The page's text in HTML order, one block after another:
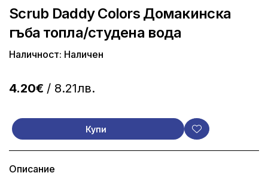
Scrub Daddy Colors Домакинска
гъба топла/студена вода
Наличност: Наличен
4.20€ / 8.21лв.
Купи
Описание